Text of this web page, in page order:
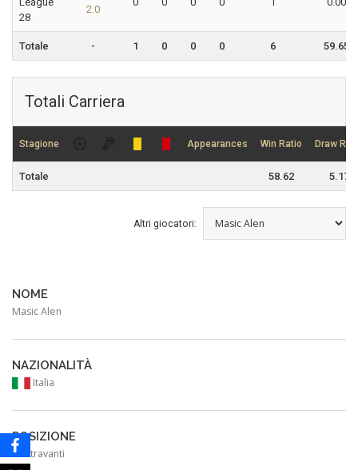
28
2.0
Totale - 1 0 0 0 6 59.65
Totali Carriera
Stagione Appearances Win Ratio Draw
Totale 58.62 5.17
Altri giocatori:
NOME
Masic Alen
NAZIONALITÀ
Italia
POSIZIONE
Centravanti